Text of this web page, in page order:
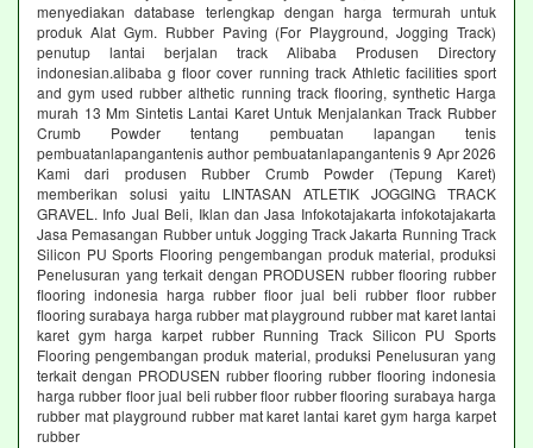
menyediakan database terlengkap dengan harga termurah untuk
produk Alat Gym. Rubber Paving (For Playground, Jogging Track)
penutup lantai berjalan track Alibaba Produsen Directory
indonesian.alibaba g floor cover running track Athletic facilities sport
and gym used rubber althetic running track flooring, synthetic Harga
murah 13 Mm Sintetis Lantai Karet Untuk Menjalankan Track Rubber
Crumb Powder tentang pembuatan lapangan tenis
pembuatanlapangantenis author pembuatanlapangantenis 9 Apr 2026
Kami dari produsen Rubber Crumb Powder (Tepung Karet)
memberikan solusi yaitu LINTASAN ATLETIK JOGGING TRACK
GRAVEL. Info Jual Beli, Iklan dan Jasa Infokotajakarta infokotajakarta
Jasa Pemasangan Rubber untuk Jogging Track Jakarta Running Track
Silicon PU Sports Flooring pengembangan produk material, produksi
Penelusuran yang terkait dengan PRODUSEN rubber flooring rubber
flooring indonesia harga rubber floor jual beli rubber floor rubber
flooring surabaya harga rubber mat playground rubber mat karet lantai
karet gym harga karpet rubber Running Track Silicon PU Sports
Flooring pengembangan produk material, produksi Penelusuran yang
terkait dengan PRODUSEN rubber flooring rubber flooring indonesia
harga rubber floor jual beli rubber floor rubber flooring surabaya harga
rubber mat playground rubber mat karet lantai karet gym harga karpet
rubber